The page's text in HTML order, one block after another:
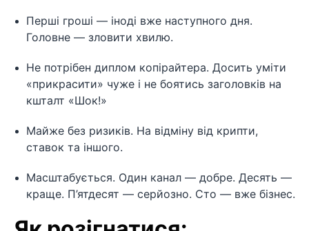
Перші гроші — іноді вже наступного дня.
Головне — зловити хвилю.
Не потрібен диплом копірайтера. Досить уміти
«прикрасити» чуже і не боятись заголовків на
кшталт «Шок!»
Майже без ризиків. На відміну від крипти,
ставок та іншого.
Масштабується. Один канал — добре. Десять —
краще. П’ятдесят — серйозно. Сто — вже бізнес.